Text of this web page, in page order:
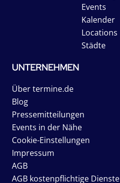
Events
Kalender
Locations
Städte
UNTERNEHMEN
Über termine.de
Blog
Pressemitteilungen
Events in der Nähe
Cookie-Einstellungen
Impressum
AGB
AGB kostenpflichtige Dienste